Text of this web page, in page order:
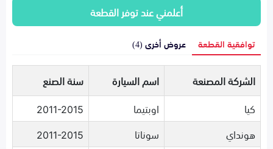
أعلمني عند توفر القطعة
توافقية القطعة عروض أخرى (4)
الشركة المصنعة اسم السيارة
سنة الصنع
كيا
اوبتيما
2011-2015
هونداي
سوناتا
2011-2015